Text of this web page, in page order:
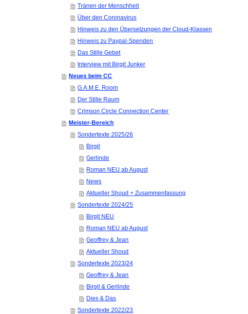
Tränen der Menschheit
Über den Coronavirus
Hinweis zu den Übersetzungen der Cloud-Klassen
Hinweis zu Paypal-Spenden
Das Stille Gebet
Interview mit Birgit Junker
Neues beim CC
G.A.M.E. Room
Der Stille Raum
Crimson Circle Connection Center
Meister-Bereich
Sondertexte 2025/26
Birgit
Gerlinde
Roman NEU ab August
News
Aktueller Shoud + Zusammenfassung
Sondertexte 2024/25
Birgit NEU
Roman NEU ab August
Geoffrey & Jean
Aktueller Shoud
Sondertexte 2023/24
Geoffrey & Jean
Birgit & Gerlinde
Dies & Das
Sondertexte 2022/23